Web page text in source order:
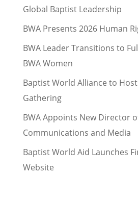
Global Baptist Leadership
BWA Presents 2026 Human
BWA Leader Transitions to
BWA Women
Baptist World Alliance to
Gathering
BWA Appoints New Director
Communications and Media
Baptist World Aid Launches
Website